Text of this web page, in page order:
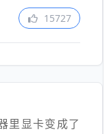
15727
里显卡变成了